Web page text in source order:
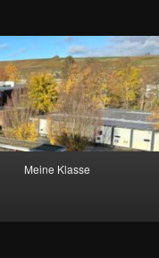
Meine Klasse